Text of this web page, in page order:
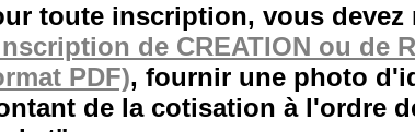
toute inscription, vous devez
de CREATION ou de
PDF), fournir une photo
de la cotisation à l'ordre